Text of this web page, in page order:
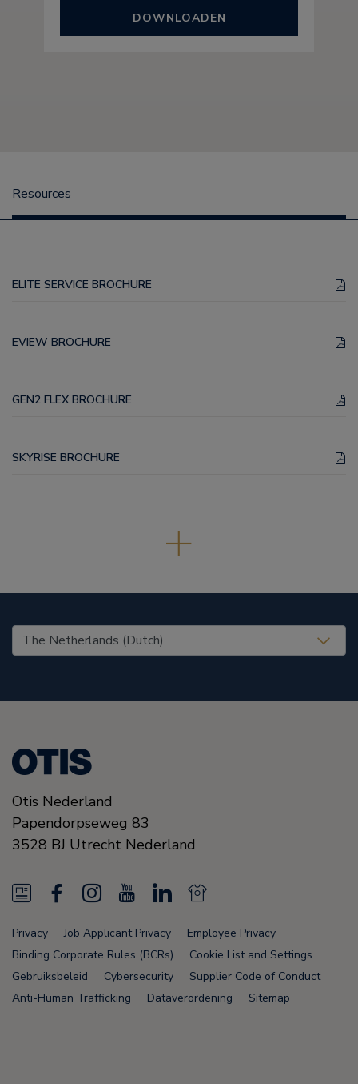
DOWNLOADEN
Resources
ELITE SERVICE BROCHURE
EVIEW BROCHURE
GEN2 FLEX BROCHURE
SKYRISE BROCHURE
United States (EN)
Otis Nederland
Papendorpseweg 83
3528 BJ Utrecht Nederland
N
e
w
s
F
a
c
e
b
I
n
s
t
a
o
u
T
L
n
k
e
N
e
w
s
F
Privacy Job Applicant Privacy
Employee Privacy
Binding Corporate Rules (BCRs)
Cookie List and Settings
Gebruiksbeleid
Cybersecurity
Supplier Code of Conduct
Anti-Human Trafficking
Dataverordening Sitemap